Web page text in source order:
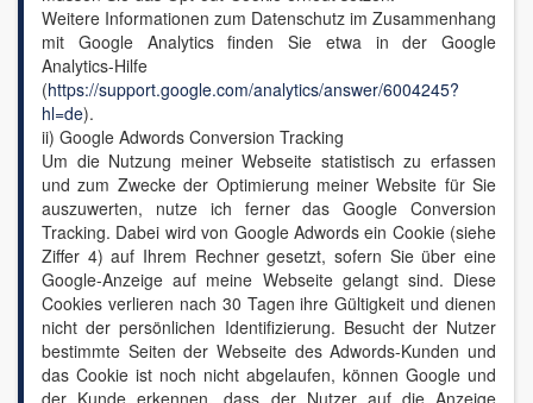
Weitere Informationen zum Datenschutz im Zusammenhang
mit Google Analytics finden Sie etwa in der Google
Analytics-Hilfe
(https://support.google.com/analytics/answer/6004245?
hl=de).
ii) Google Adwords Conversion Tracking
Um die Nutzung meiner Webseite statistisch zu erfassen
und zum Zwecke der Optimierung meiner Website für Sie
auszuwerten, nutze ich ferner das Google Conversion
Tracking. Dabei wird von Google Adwords ein Cookie (siehe
Ziffer 4) auf Ihrem Rechner gesetzt, sofern Sie über eine
Google-Anzeige auf meine Webseite gelangt sind. Diese
Cookies verlieren nach 30 Tagen ihre Gültigkeit und dienen
nicht der persönlichen Identifizierung. Besucht der Nutzer
bestimmte Seiten der Webseite des Adwords-Kunden und
das Cookie ist noch nicht abgelaufen, können Google und